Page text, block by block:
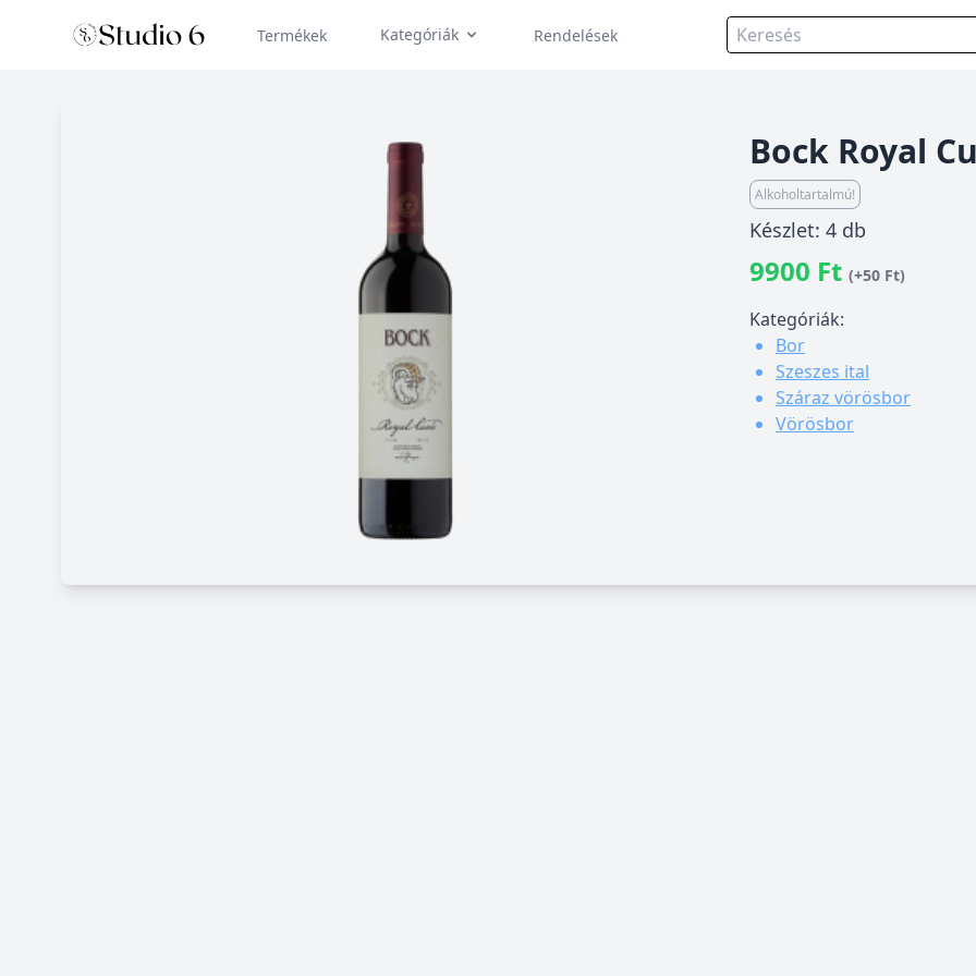
Termékek Kategóriák Rendelések
Bock Royal
Alkoholtartalmú!
Készlet: 4 db
9900 Ft (+50 Ft)
Kategóriák:
Bor
Szeszes ital
Száraz vörösbor
Vörösbor